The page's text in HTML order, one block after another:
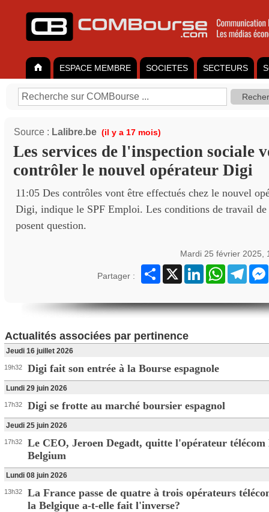
ESPACE MEMBRE SOCIETES SECTEURS
Source : Lalibre.be (il y a 17 mois)
Les services de l'inspection sociale
contrôler le nouvel opérateur Digi
11:05 Des contrôles vont être effectués chez le nouvel
Digi, indique le SPF Emploi. Les conditions de travail de
posent question.
Mardi 25 février 2025,
Partager :
Partager
X LinkedInWhatsApp
Actualités associées par pertinence
Jeudi 16 juillet 2026
19h32 Digi fait son entrée à la Bourse espagnole
Lundi 29 juin 2026
17h32 Digi se frotte au marché boursier espagnol
Jeudi 25 juin 2026
17h32
Le CEO, Jeroen Degadt, quitte l'opérateur télécom
Belgium
Lundi 08 juin 2026
13h32
La France passe de quatre à trois opérateurs
la Belgique a-t-elle fait l'inverse?